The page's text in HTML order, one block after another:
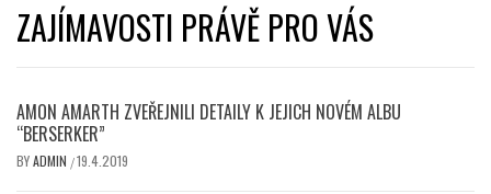
ZAJÍMAVOSTI PRÁVĚ PRO VÁS
AMON AMARTH ZVEŘEJNILI DETAILY K JEJICH NOVÉM ALBU
“BERSERKER”
BYADMIN /19.4.2019